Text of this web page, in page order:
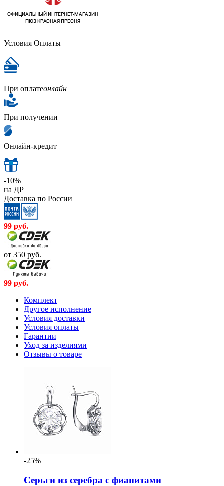
Условия Оплаты
При оплатеонлайн
При получении
Онлайн-кредит
-10%
на ДР
Доставка по России
99 руб.
от 350 руб.
99 руб.
Комплект
Другое исполнение
Условия доставки
Условия оплаты
Гарантии
Уход за изделиями
Отзывы о товаре
-25%
Серьги из серебра с фианитами